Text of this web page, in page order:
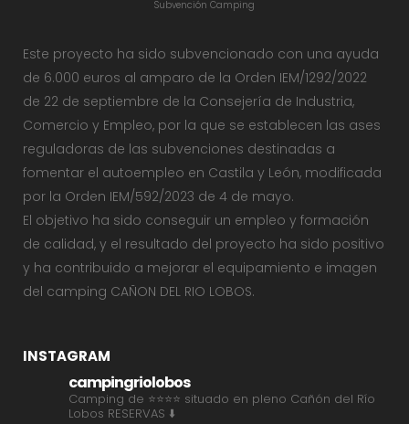
Subvención Camping
Este proyecto ha sido subvencionado con una ayuda
de 6.000 euros al amparo de la Orden IEM/1292/2022
de 22 de septiembre de la Consejería de Industria,
Comercio y Empleo, por la que se establecen las ases
reguladoras de las subvenciones destinadas a
fomentar el autoempleo en Castila y León, modificada
por la Orden IEM/592/2023 de 4 de mayo.
El objetivo ha sido conseguir un empleo y formación
de calidad, y el resultado del proyecto ha sido positivo
y ha contribuido a mejorar el equipamiento e imagen
del camping CAÑON DEL RIO LOBOS.
INSTAGRAM
campingriolobos
Camping de ⭐⭐⭐⭐ situado en pleno Cañón del Río
Lobos RESERVAS ⬇️